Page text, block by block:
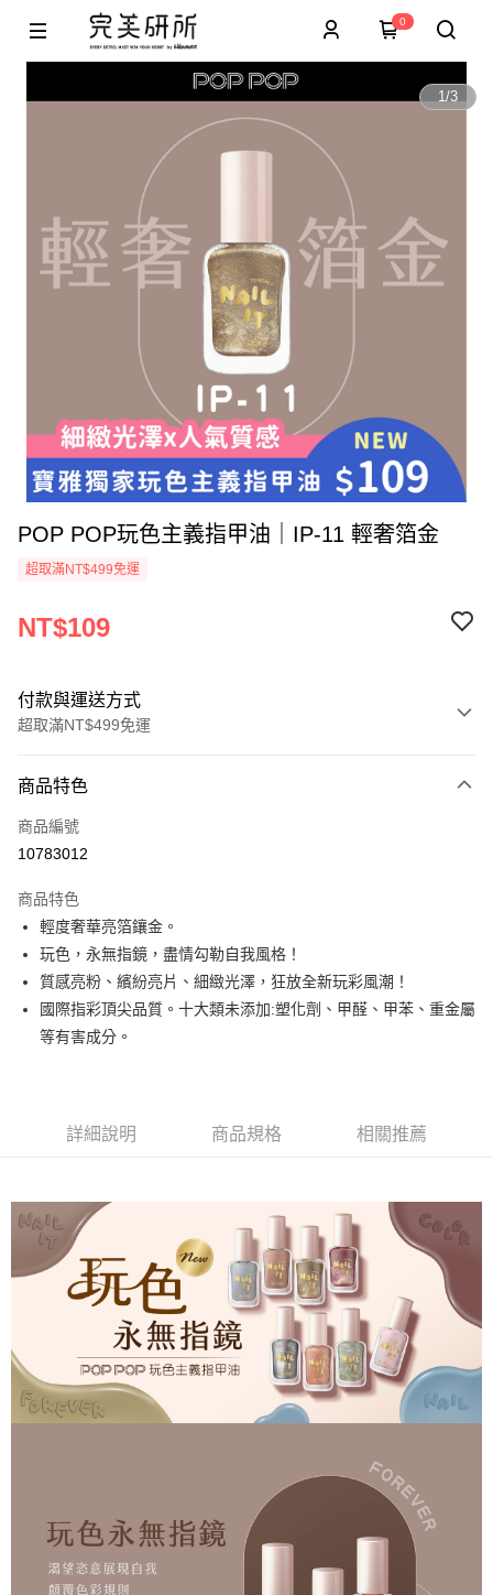
0
1/3
POP POP玩色主義指甲油｜IP-11 輕奢箔金
超取滿NT$499免運
NT$109
付款與運送方式
超取滿NT$499免運
信用卡一次付款
超商取貨付款
Apple Pay
街口支付
悠遊付
每筆NT$80，滿NT$499(含以上)免運費
每筆NT$9,999
黑貓宅急便
每筆NT$100，滿NT$699(含以上)免運費
商品特色
商品編號
10783012
商品特色
輕度奢華亮箔鑲金。
玩色，永無指鏡，盡情勾勒自我風格！
質感亮粉、繽紛亮片、細緻光澤，狂放全新玩彩風潮！
國際指彩頂尖品質。十大類未添加:塑化劑、甲醛、甲苯、重金屬
等有害成分。
詳細說明 商品規格 相關推薦